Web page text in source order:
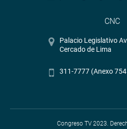
CNC
Palacio Legislativo
Cercado de Lima
311-7777 (Anexo
Congreso TV 2023.